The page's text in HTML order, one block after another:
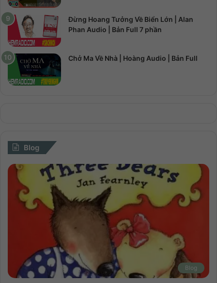
Đừng Hoang Tưởng Về Biển Lớn | Alan
Phan Audio | Bản Full 7 phần
Chở Ma Về Nhà | Hoàng Audio | Bản Full
Blog
Blog